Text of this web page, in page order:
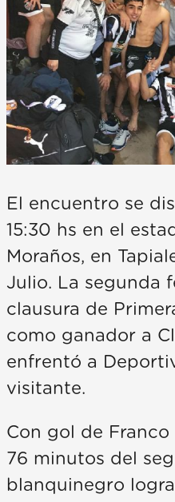
El encuentro se
15:30 hs en el
Moraños, en
Julio. La segunda
clausura de
como ganador a
enfrentó a
visitante.
Con gol de
76 minutos del
blanquinegro